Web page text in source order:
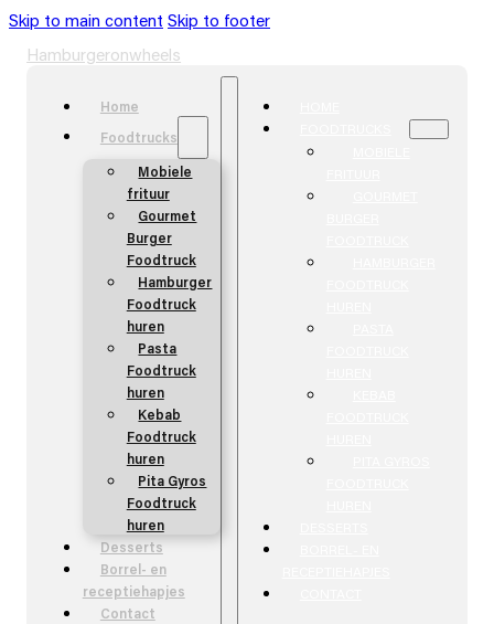
Skip to main content Skip to footer
Hamburgeronwheels
Home
Foodtrucks
Mobiele
frituur
Gourmet
Burger
Foodtruck
Hamburger
Foodtruck
huren
Pasta
Foodtruck
huren
Kebab
Foodtruck
huren
Pita Gyros
Foodtruck
huren
Desserts
Borrel- en
receptiehapjes
Contact